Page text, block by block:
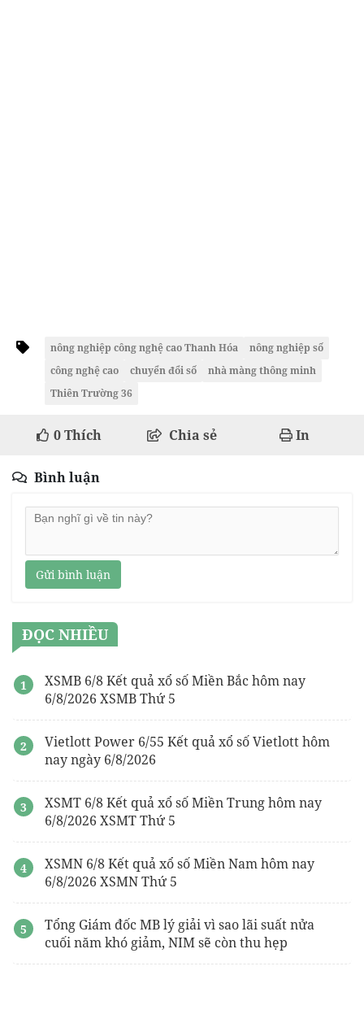
nông nghiệp công nghệ cao Thanh Hóa
nông nghiệp số
công nghệ cao
chuyển đổi số
nhà màng thông minh
Thiên Trường 36
0Thích Chia sẻ In
Bình luận
Gửi bình luận
ĐỌC NHIỀU
XSMB 6/8 Kết quả xổ số Miền Bắc hôm nay
6/8/2026 XSMB Thứ 5
Vietlott Power 6/55 Kết quả xổ số Vietlott hôm
nay ngày 6/8/2026
XSMT 6/8 Kết quả xổ số Miền Trung hôm nay
6/8/2026 XSMT Thứ 5
XSMN 6/8 Kết quả xổ số Miền Nam hôm nay
6/8/2026 XSMN Thứ 5
Tổng Giám đốc MB lý giải vì sao lãi suất nửa
cuối năm khó giảm, NIM sẽ còn thu hẹp